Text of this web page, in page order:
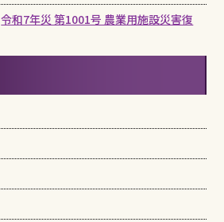
令和7年災 第1001号 農業用施設災害復